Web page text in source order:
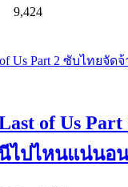
9,424
of Us
นีไปไหนแน่นอ